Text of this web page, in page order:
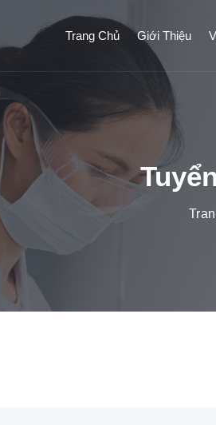
Trang Chủ Giới Thiệu